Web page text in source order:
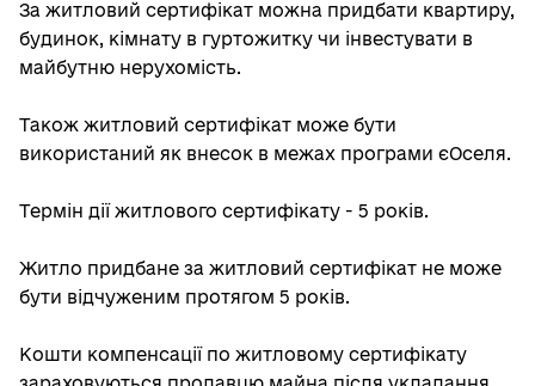
За житловий сертифікат можна придбати квартиру,
будинок, кімнату в гуртожитку чи інвестувати в
майбутню нерухомість.
Також житловий сертифікат може бути
використаний як внесок в межах програми єОселя.
Термін дії житлового сертифікату - 5 років.
Житло придбане за житловий сертифікат не може
бути відчуженим протягом 5 років.
Кошти компенсації по житловому сертифікату